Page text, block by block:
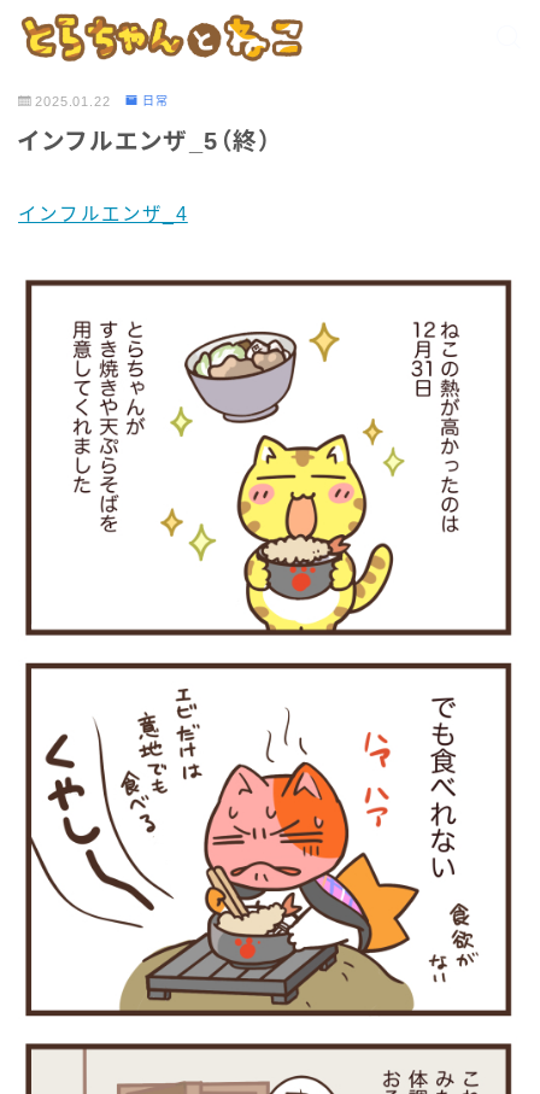
2025.01.22 日常
インフルエンザ_5（終）
インフルエンザ_4